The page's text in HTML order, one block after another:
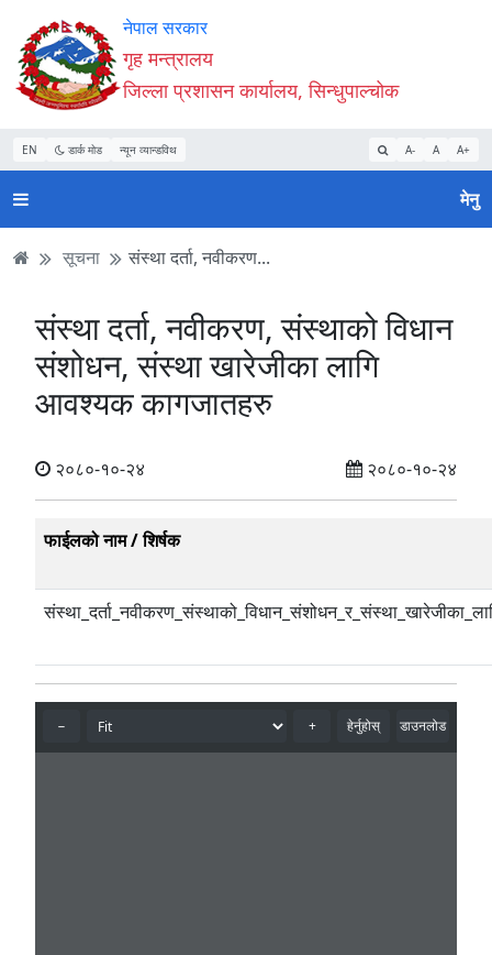
Accessibility
Mode
सुरु
गर्नुहोस्
सामाग्री
पढ्नुहाेस्
नेभिगेसन
पढ्नुहाेस्
वेबसाइट
खोजमा
जानुहोस्
नेपाल सरकार
गृह मन्त्रालय
जिल्ला प्रशासन कार्यालय, सिन्धुपाल्चोक
EN डार्क मोड न्यून व्यान्डविथ A- A A+
मेनु
सूचना संस्था दर्ता, नवीकरण...
संस्था दर्ता, नवीकरण, संस्थाको विधान
संशोधन, संस्था खारेजीका लागि
आवश्यक कागजातहरु
२०८०-१०-२४ २०८०-१०-२४
फाईलको नाम / शिर्षक